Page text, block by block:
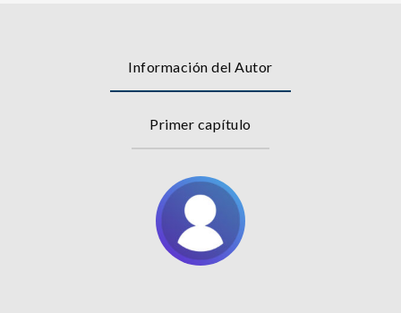
Información del Autor
Primer capítulo